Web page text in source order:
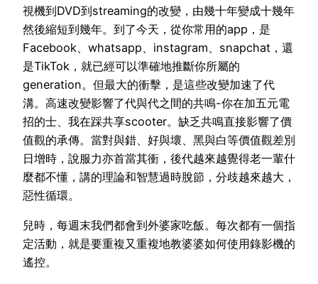
視機到DVD到streaming的改變，由幾十年變成十幾年
然後縮短到幾年。到了今天，從你常用的app，是
Facebook、whatsapp、instagram、snapchat，還
是TikTok，就已經可以準確地推斷你所屬的
generation。但最大的衝擊，是這些改變加速了代
溝。高速改變影響了代與代之間的共鳴-你在加五元電
招的士、我在踩共享scooter。缺乏共鳴直接影響了價
值觀的承傳。當對與錯、好與壞、黑與白等價值觀差別
日增時，說服力亦首當其衝，後代越來越覺得老一輩什
麼都不懂，講的理論和智慧過時脫節，分歧越來越大，
惡性循環。
兒時，每週末我們都會到外婆家吃飯。每次都有一個指
定活動，就是要重複又重複地教婆婆如何使用錄影機的
遙控。